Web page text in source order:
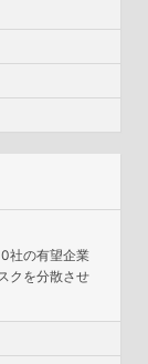
社の有望企業
クを分散させ